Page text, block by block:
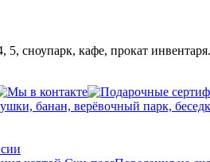
сноупарк, кафе, прокат инвентаря.